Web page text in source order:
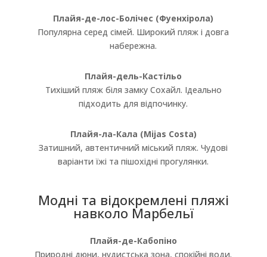
Плайя-де-лос-Болічес (Фуенхірола)
Популярна серед сімей. Широкий пляж і довга
набережна.
Плайя-дель-Кастільо
Тихіший пляж біля замку Сохайл. Ідеально
підходить для відпочинку.
Плайя-ла-Кала (Mijas Costa)
Затишний, автентичний міський пляж. Чудові
варіанти їжі та пішохідні прогулянки.
Модні та відокремлені пляжі
навколо Марбельї
Плайя-де-Кабопіно
Природні дюни, нудистська зона, спокійні води.